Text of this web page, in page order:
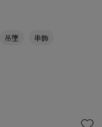
吊墜
串飾